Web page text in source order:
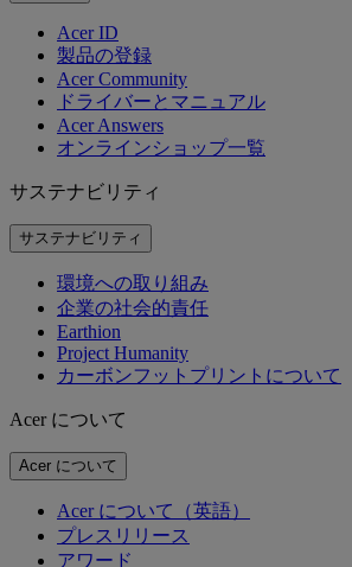
Acer ID
製品の登録
Acer Community
ドライバーとマニュアル
Acer Answers
オンラインショップ一覧
サステナビリティ
サステナビリティ
環境への取り組み
企業の社会的責任
Earthion
Project Humanity
カーボンフットプリントについて
Acer について
Acer について
Acer について（英語）
プレスリリース
アワード